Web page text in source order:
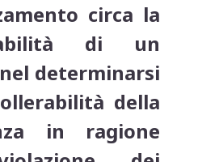
circa la
di un
determinarsi
della
in ragione